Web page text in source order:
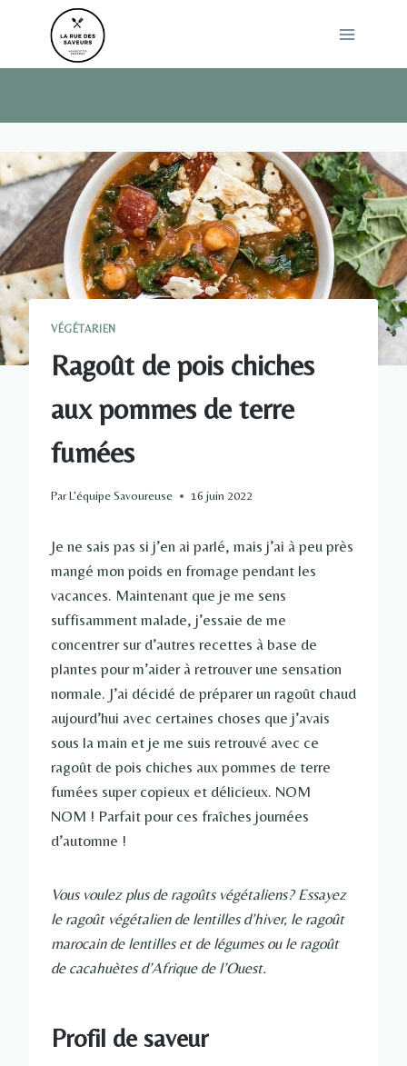
VÉGÉTARIEN
Ragoût de pois chiches
aux pommes de terre
fumées
ParL'équipe Savoureuse 16 juin 2022
Je ne sais pas si j’en ai parlé, mais j’ai à peu près
mangé mon poids en fromage pendant les
vacances. Maintenant que je me sens
suffisamment malade, j’essaie de me
concentrer sur d’autres recettes à base de
plantes pour m’aider à retrouver une sensation
normale. J’ai décidé de préparer un ragoût chaud
aujourd’hui avec certaines choses que j’avais
sous la main et je me suis retrouvé avec ce
ragoût de pois chiches aux pommes de terre
fumées super copieux et délicieux. NOM
NOM ! Parfait pour ces fraîches journées
d’automne !
Vous voulez plus de ragoûts végétaliens? Essayez
le ragoût végétalien de lentilles d’hiver, le ragoût
marocain de lentilles et de légumes ou le ragoût
de cacahuètes d’Afrique de l’Ouest.
Profil de saveur